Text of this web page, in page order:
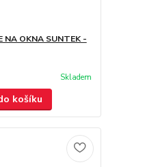
NA OKNA SUNTEK -
Skladem
košíku